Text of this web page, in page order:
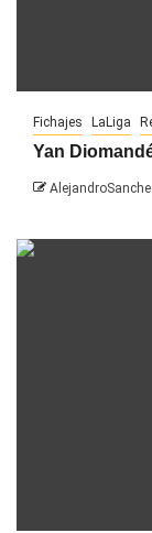
Fichajes LaLiga
Yan